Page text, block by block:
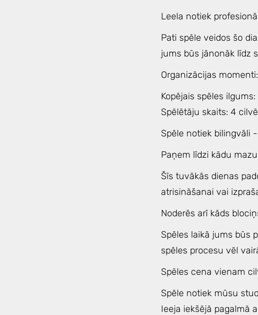
Leela notiek
Pati spēle veidos šo
jums būs jānonāk līdz
Organizācijas momenti:
Kopējais spēles ilgums:
Spēlētāju skaits: 4
Spēle notiek bilingvāli
Paņem līdzi kādu
Šīs tuvākās dienas
atrisināšanai vai
Noderēs arī kāds
Spēles laikā jums būs
spēles procesu vēl
Spēles cena vienam
Spēle notiek mūsu
Ieeja iekšējā pagalmā